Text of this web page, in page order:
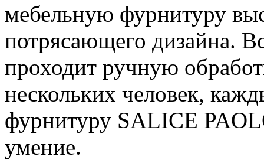
мебельную фурнитуру
потрясающего дизайна.
проходит ручную
нескольких человек,
фурнитуру SALICE
умение.